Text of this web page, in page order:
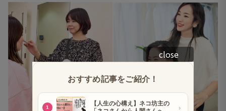
close